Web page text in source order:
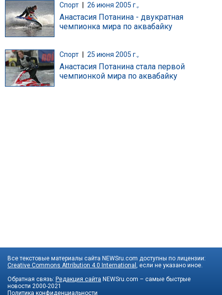
Спорт | 26 июня 2005 г.,
Анастасия Потанина - двукратная
чемпионка мира по аквабайку
Спорт 25 июня 2005 г.,
Анастасия Потанина стала первой
чемпионкой мира по аквабайку
Все текстовые материалы сайта NEWSru.com доступны по лицензии:
Creative Commons Attribution 4.0 International , если не указано иное.
Обратная связь: Редакция сайта NEWSru.com – самые быстрые
новости 2000-2021
Политика конфиденциальности